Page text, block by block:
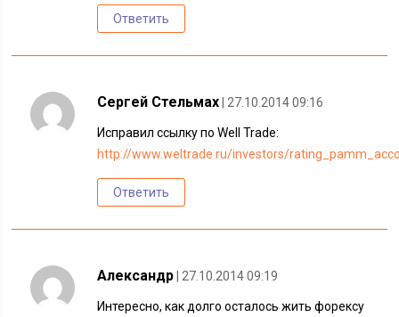
Ответить
Сергей Стельмах | 27.10.2014 09:16
Исправил ссылку по Well Trade:
http://www.weltrade.ru/investors/
Ответить
Александр | 27.10.2014 09:19
Интересно, как долго осталось жить форексу